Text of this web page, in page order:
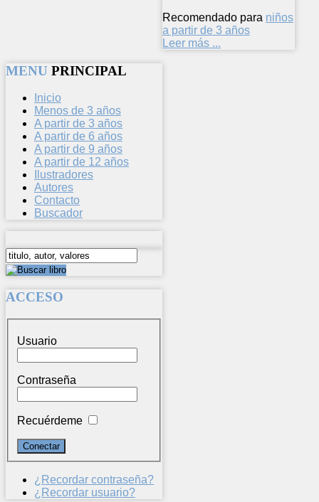
Recomendado para niños
a partir de 3 años
Leer más ...
MENU PRINCIPAL
Inicio
Menos de 3 años
A partir de 3 años
A partir de 6 años
A partir de 9 años
A partir de 12 años
Ilustradores
Autores
Contacto
Buscador
ACCESO
Usuario
Contraseña
Recuérdeme
¿Recordar contraseña?
¿Recordar usuario?